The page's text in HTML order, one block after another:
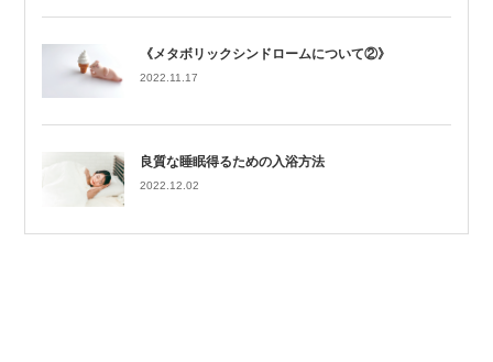
《メタボリックシンドロームについて②》
2022.11.17
良質な睡眠得るための入浴方法
2022.12.02